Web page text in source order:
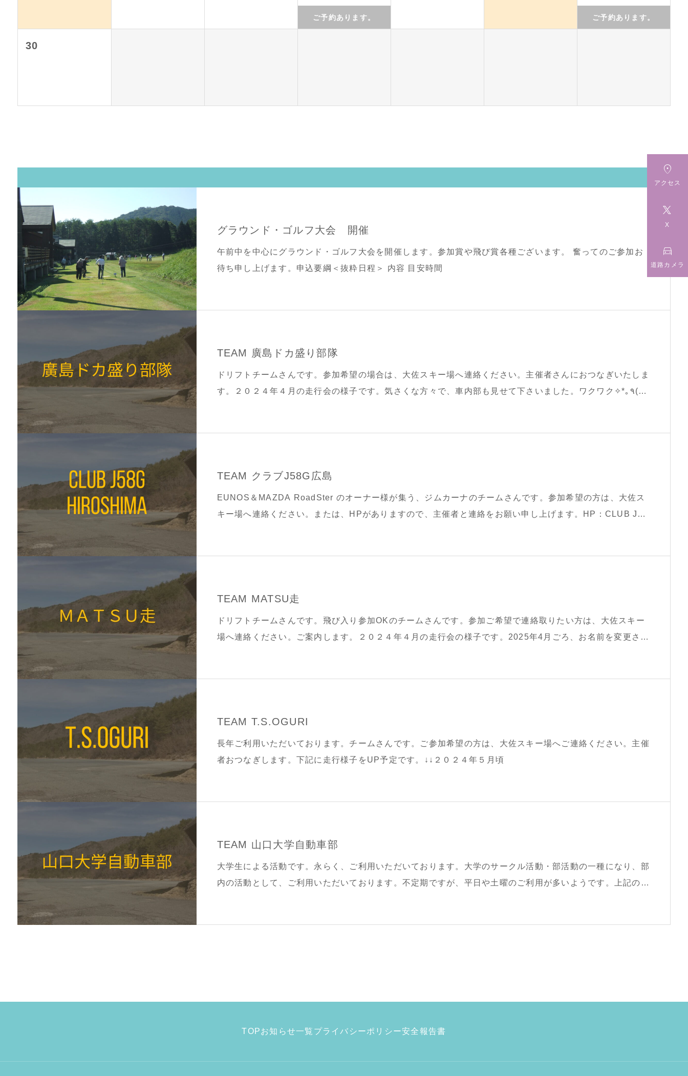
ご予約あります。 ご予約あります。
30
グラウンド・ゴルフ大会 開催
午前中を中心にグラウンド・ゴルフ大会を開催します。参加賞や飛び賞各種ございます。 奮ってのご参加お
待ち申し上げます。申込要綱＜抜粋日程＞ 内容 目安時間
TEAM 廣島ドカ盛り部隊
ドリフトチームさんです。参加希望の場合は、大佐スキー場へ連絡ください。主催者さんにおつなぎいたしま
す。２０２４年４月の走行会の様子です。気さくな方々で、車内部も見せて下さいました。ワクワク✧*｡٩(ˊᗜ
TEAM クラブJ58G広島
EUNOS＆MAZDA RoadSter のオーナー様が集う、ジムカーナのチームさんです。参加希望の方は、大佐ス
キー場へ連絡ください。または、HPがありますので、主催者と連絡をお願い申し上げます。HP：CLUB J58
TEAM MATSU走
ドリフトチームさんです。飛び入り参加OKのチームさんです。参加ご希望で連絡取りたい方は、大佐スキー
場へ連絡ください。ご案内します。２０２４年４月の走行会の様子です。2025年4月ごろ、お名前を変更され
TEAM T.S.OGURI
長年ご利用いただいております。チームさんです。ご参加希望の方は、大佐スキー場へご連絡ください。主催
者おつなぎします。下記に走行様子をUP予定です。↓↓２０２４年５月頃
TEAM 山口大学自動車部
大学生による活動です。永らく、ご利用いただいております。大学のサークル活動・部活動の一種になり、部
内の活動として、ご利用いただいております。不定期ですが、平日や土曜のご利用が多いようです。上記の性
TOPお知らせ一覧 プライバシーポリシー安全報告書

アクセス

X

道路カメラ